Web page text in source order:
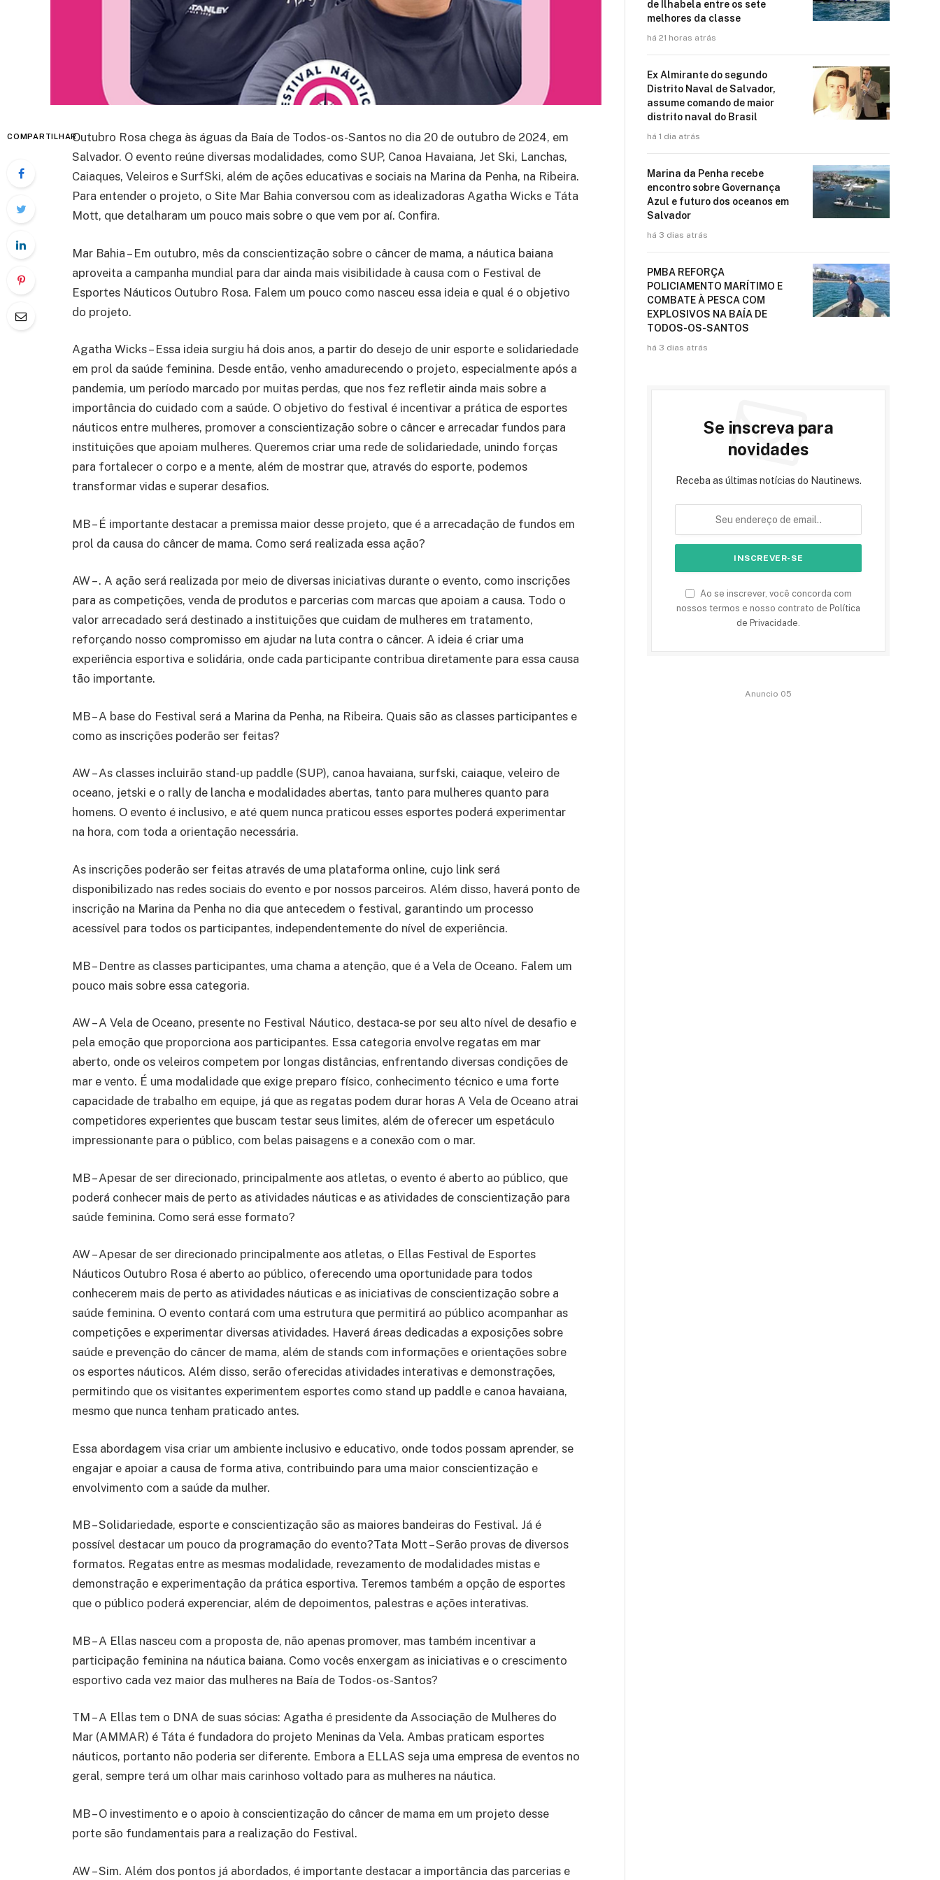
COMPARTILHAROutubro Rosa chega às águas da Baía de Todos-os-Santos no dia 20 de outubro de 2024, em
Salvador. O evento reúne diversas modalidades, como SUP, Canoa Havaiana, Jet Ski, Lanchas,
Caiaques, Veleiros e SurfSki, além de ações educativas e sociais na Marina da Penha, na Ribeira.
Para entender o projeto, o Site Mar Bahia conversou com as idealizadoras Agatha Wicks e Táta
Mott, que detalharam um pouco mais sobre o que vem por aí. Confira.
Mar Bahia – Em outubro, mês da conscientização sobre o câncer de mama, a náutica baiana
aproveita a campanha mundial para dar ainda mais visibilidade à causa com o Festival de
Esportes Náuticos Outubro Rosa. Falem um pouco como nasceu essa ideia e qual é o objetivo
do projeto.
Agatha Wicks – Essa ideia surgiu há dois anos, a partir do desejo de unir esporte e solidariedade
em prol da saúde feminina. Desde então, venho amadurecendo o projeto, especialmente após a
pandemia, um período marcado por muitas perdas, que nos fez refletir ainda mais sobre a
importância do cuidado com a saúde. O objetivo do festival é incentivar a prática de esportes
náuticos entre mulheres, promover a conscientização sobre o câncer e arrecadar fundos para
instituições que apoiam mulheres. Queremos criar uma rede de solidariedade, unindo forças
para fortalecer o corpo e a mente, além de mostrar que, através do esporte, podemos
transformar vidas e superar desafios.
MB – É importante destacar a premissa maior desse projeto, que é a arrecadação de fundos em
prol da causa do câncer de mama. Como será realizada essa ação?
AW – . A ação será realizada por meio de diversas iniciativas durante o evento, como inscrições
para as competições, venda de produtos e parcerias com marcas que apoiam a causa. Todo o
valor arrecadado será destinado a instituições que cuidam de mulheres em tratamento,
reforçando nosso compromisso em ajudar na luta contra o câncer. A ideia é criar uma
experiência esportiva e solidária, onde cada participante contribua diretamente para essa causa
tão importante.
MB – A base do Festival será a Marina da Penha, na Ribeira. Quais são as classes participantes e
como as inscrições poderão ser feitas?
AW – As classes incluirão stand-up paddle (SUP), canoa havaiana, surfski, caiaque, veleiro de
oceano, jetski e o rally de lancha e modalidades abertas, tanto para mulheres quanto para
homens. O evento é inclusivo, e até quem nunca praticou esses esportes poderá experimentar
na hora, com toda a orientação necessária.
As inscrições poderão ser feitas através de uma plataforma online, cujo link será
disponibilizado nas redes sociais do evento e por nossos parceiros. Além disso, haverá ponto de
inscrição na Marina da Penha no dia que antecedem o festival, garantindo um processo
acessível para todos os participantes, independentemente do nível de experiência.
MB – Dentre as classes participantes, uma chama a atenção, que é a Vela de Oceano. Falem um
pouco mais sobre essa categoria.
AW – A Vela de Oceano, presente no Festival Náutico, destaca-se por seu alto nível de desafio e
pela emoção que proporciona aos participantes. Essa categoria envolve regatas em mar
aberto, onde os veleiros competem por longas distâncias, enfrentando diversas condições de
mar e vento. É uma modalidade que exige preparo físico, conhecimento técnico e uma forte
capacidade de trabalho em equipe, já que as regatas podem durar horas A Vela de Oceano atrai
competidores experientes que buscam testar seus limites, além de oferecer um espetáculo
impressionante para o público, com belas paisagens e a conexão com o mar.
MB – Apesar de ser direcionado, principalmente aos atletas, o evento é aberto ao público, que
poderá conhecer mais de perto as atividades náuticas e as atividades de conscientização para
saúde feminina. Como será esse formato?
AW – Apesar de ser direcionado principalmente aos atletas, o Ellas Festival de Esportes
Náuticos Outubro Rosa é aberto ao público, oferecendo uma oportunidade para todos
conhecerem mais de perto as atividades náuticas e as iniciativas de conscientização sobre a
saúde feminina. O evento contará com uma estrutura que permitirá ao público acompanhar as
competições e experimentar diversas atividades. Haverá áreas dedicadas a exposições sobre
saúde e prevenção do câncer de mama, além de stands com informações e orientações sobre
os esportes náuticos. Além disso, serão oferecidas atividades interativas e demonstrações,
permitindo que os visitantes experimentem esportes como stand up paddle e canoa havaiana,
mesmo que nunca tenham praticado antes.
Essa abordagem visa criar um ambiente inclusivo e educativo, onde todos possam aprender, se
engajar e apoiar a causa de forma ativa, contribuindo para uma maior conscientização e
envolvimento com a saúde da mulher.
MB – Solidariedade, esporte e conscientização são as maiores bandeiras do Festival. Já é
possível destacar um pouco da programação do evento?Tata Mott – Serão provas de diversos
formatos. Regatas entre as mesmas modalidade, revezamento de modalidades mistas e
demonstração e experimentação da prática esportiva. Teremos também a opção de esportes
que o público poderá experenciar, além de depoimentos, palestras e ações interativas.
MB – A Ellas nasceu com a proposta de, não apenas promover, mas também incentivar a
participação feminina na náutica baiana. Como vocês enxergam as iniciativas e o crescimento
esportivo cada vez maior das mulheres na Baía de Todos-os-Santos?
TM – A Ellas tem o DNA de suas sócias: Agatha é presidente da Associação de Mulheres do
Mar (AMMAR) é Táta é fundadora do projeto Meninas da Vela. Ambas praticam esportes
náuticos, portanto não poderia ser diferente. Embora a ELLAS seja uma empresa de eventos no
geral, sempre terá um olhar mais carinhoso voltado para as mulheres na náutica.
MB – O investimento e o apoio à conscientização do câncer de mama em um projeto desse
porte são fundamentais para a realização do Festival.
AW – Sim. Além dos pontos já abordados, é importante destacar a importância das parcerias e
de Ilhabela entre os sete
melhores da classe
há 21 horas atrás
Ex Almirante do segundo
Distrito Naval de Salvador,
assume comando de maior
distrito naval do Brasil
há 1 dia atrás
Marina da Penha recebe
encontro sobre Governança
Azul e futuro dos oceanos em
Salvador
há 3 dias atrás
PMBA REFORÇA
POLICIAMENTO MARÍTIMO E
COMBATE À PESCA COM
EXPLOSIVOS NA BAÍA DE
TODOS-OS-SANTOS
há 3 dias atrás
Se inscreva para
novidades
Receba as últimas notícias do Nautinews.
Ao se inscrever, você concorda com
nossos termos e nosso contrato de Política
de Privacidade
Anuncio 05